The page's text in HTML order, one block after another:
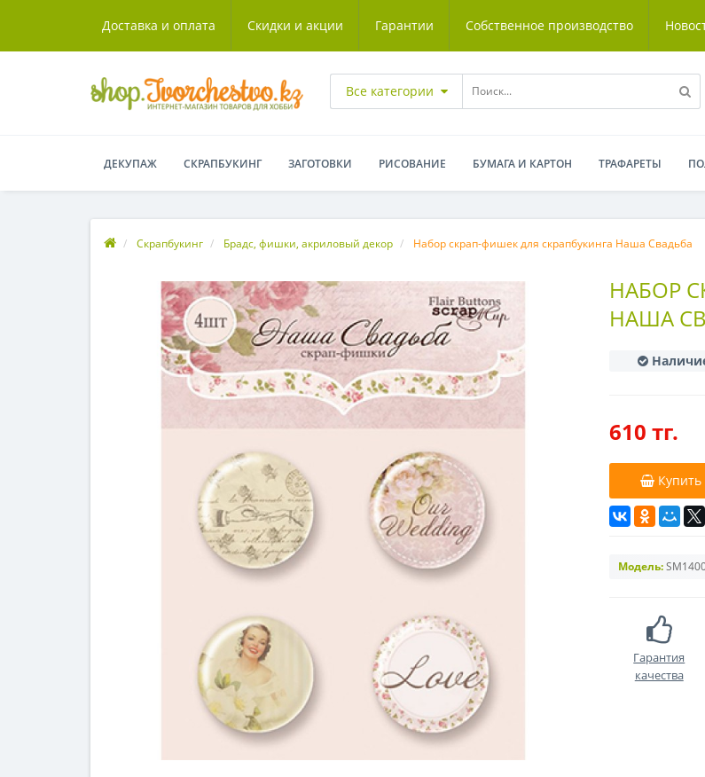
Доставка и оплата Скидки и акции Гарантии Собственное производство
Все категории
ДЕКУПАЖ СКРАПБУКИНГ ЗАГОТОВКИ РИСОВАНИЕ БУМАГА И КАРТОН ТРАФАРЕТЫ
Скрапбукинг Брадс, фишки, акриловый декор Набор скрап-фишек для скрапбукинга Наша Свадьба
НАБОР
НАША
610 тг.
Купить
Модель:
Гарантия
качества